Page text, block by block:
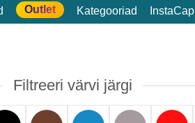
Outlet Kategooriad InstaCap
Filtreeri värvi järgi